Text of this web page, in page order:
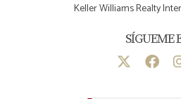
en la propiedad.
La compañía de título puede
excepciones y costos aplicables
Keller Williams Realty
SÍGUEME